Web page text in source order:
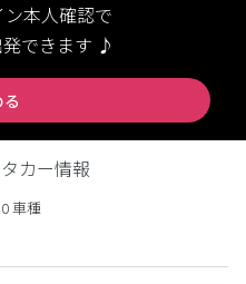
本人確認で
できます ♪
カー情報
車種